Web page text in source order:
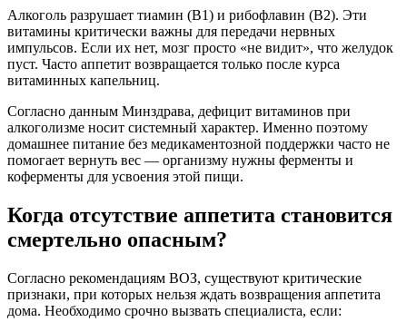
Алкоголь разрушает тиамин (B1) и рибофлавин (B2). Эти
витамины критически важны для передачи нервных
импульсов. Если их нет, мозг просто «не видит», что желудок
пуст. Часто аппетит возвращается только после курса
витаминных капельниц.
Согласно данным Минздрава, дефицит витаминов при
алкоголизме носит системный характер. Именно поэтому
домашнее питание без медикаментозной поддержки часто не
помогает вернуть вес — организму нужны ферменты и
коферменты для усвоения этой пищи.
Когда отсутствие аппетита становится
смертельно опасным?
Согласно рекомендациям ВОЗ, существуют критические
признаки, при которых нельзя ждать возвращения аппетита
дома. Необходимо срочно вызвать специалиста, если: